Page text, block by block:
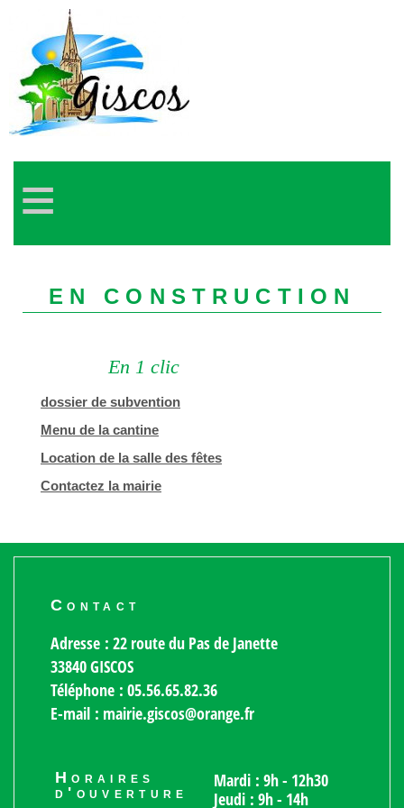
≡
EN CONSTRUCTION
En 1 clic
dossier de subvention
Menu de la cantine
Location de la salle des fêtes
Contactez la mairie
Contact
Adresse : 22 route du Pas de Janette
33840 GISCOS
Téléphone : 05.56.65.82.36
E-mail : mairie.giscos@orange.fr
Horaires
d'ouverture
Mardi : 9h - 12h30
Jeudi : 9h - 14h